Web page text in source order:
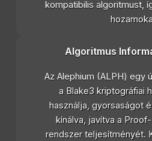
kompatibilis algoritmust,
Algoritmus
Az Alephium (ALPH) egy
a Blake3 kriptográfiai
használja, gyorsaságot
kínálva, javítva a
rendszer teljesítményét.